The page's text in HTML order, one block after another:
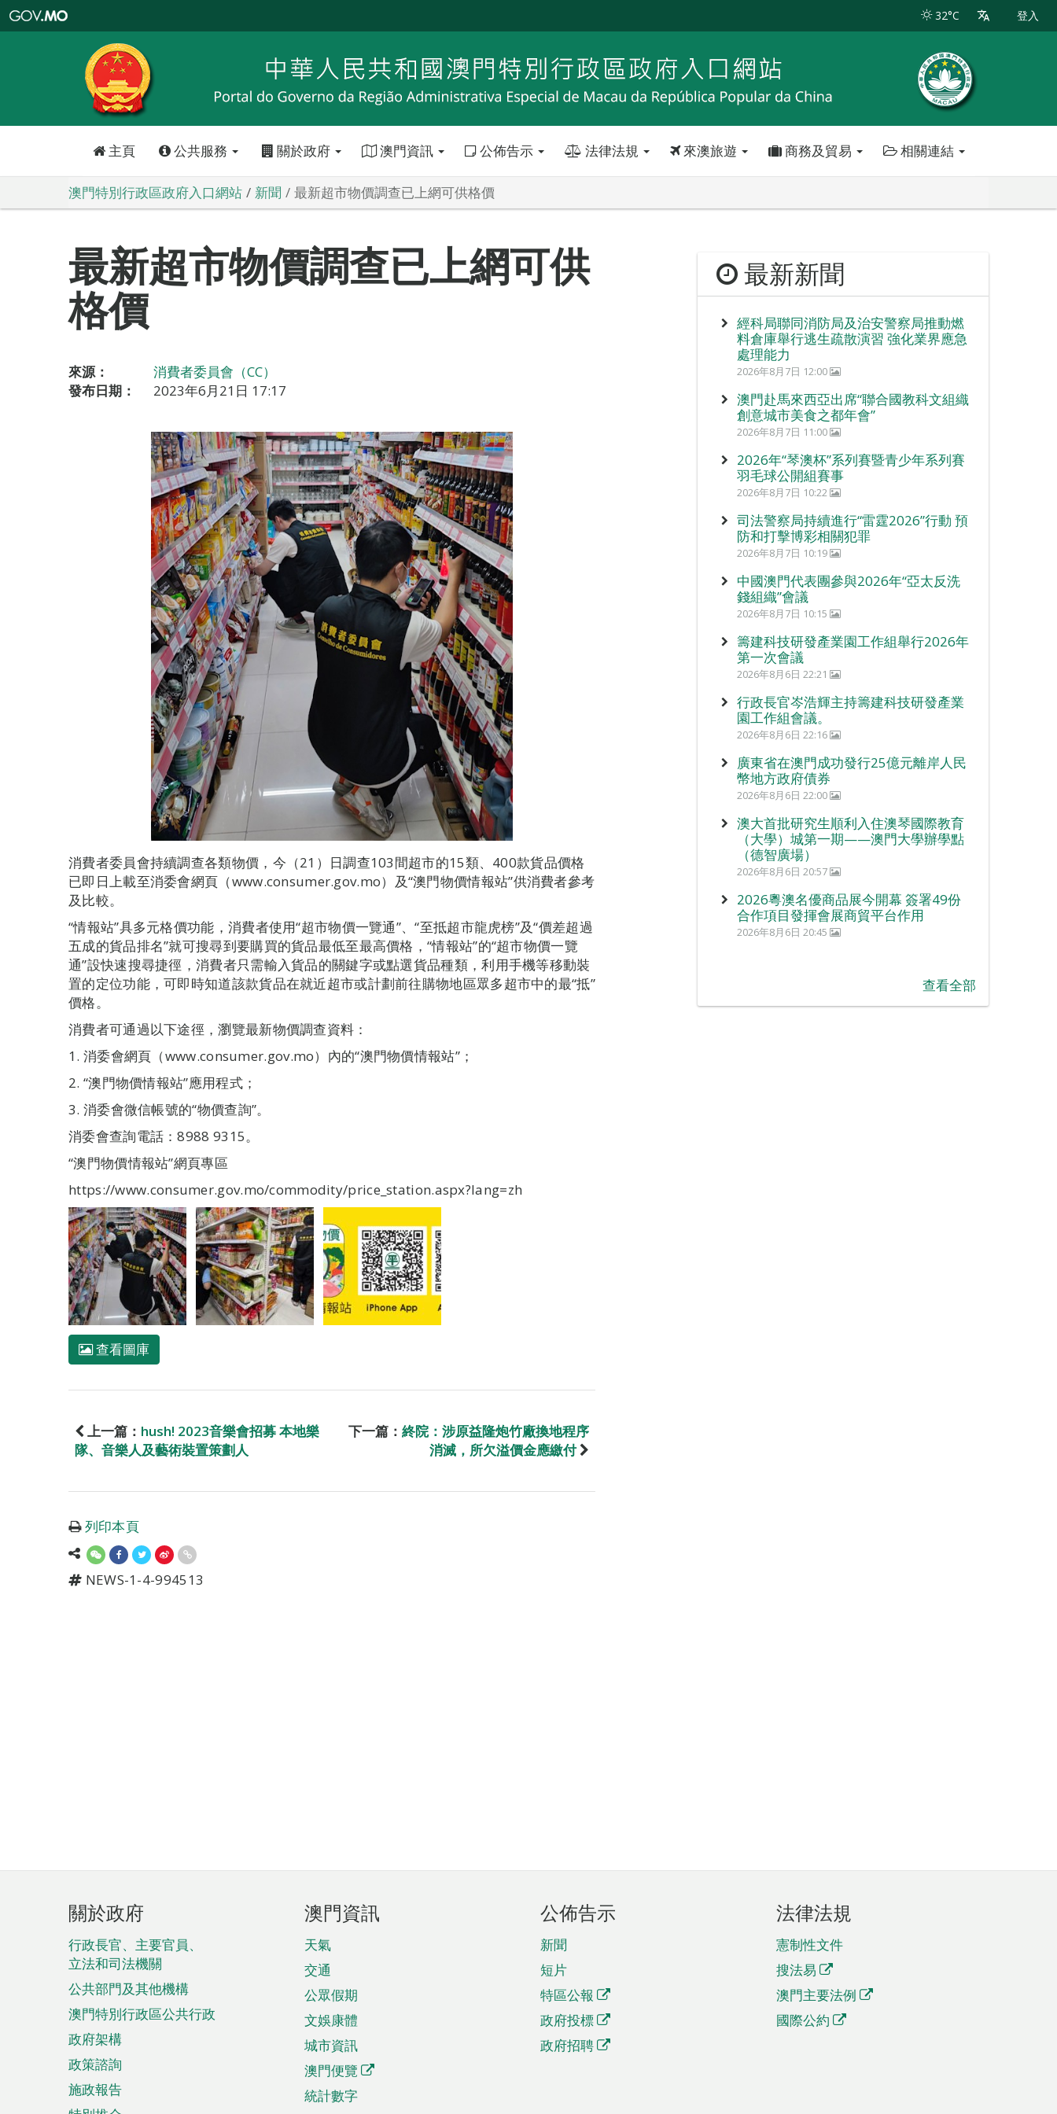
特
政
區
政
口
32°C 登入
主頁 公共服務 關於政府 澳門資訊 公佈告示 法律法規 來澳旅遊 商務及貿易 相關連結
澳門特別行政區政府入口網站 新聞 最新超市物價調查已上網可供格價
最新超市物價調查已上網可供
格價
來源：
消費者委員會（CC）
發布日期：
2023年6月21日 17:17
消費者委員會持續調查各類物價，今（21）日調查103間超市的15類、400款貨品價格
已即日上載至消委會網頁（www.consumer.gov.mo）及“澳門物價情報站”供消費者參考
及比較。
“情報站”具多元格價功能，消費者使用“超市物價一覽通”、“至抵超市龍虎榜”及“價差超過
五成的貨品排名”就可搜尋到要購買的貨品最低至最高價格，“情報站”的“超市物價一覽
通”設快速搜尋捷徑，消費者只需輸入貨品的關鍵字或點選貨品種類，利用手機等移動裝
置的定位功能，可即時知道該款貨品在就近超市或計劃前往購物地區眾多超市中的最“抵”
價格。
消費者可通過以下途徑，瀏覽最新物價調查資料：
1. 消委會網頁（www.consumer.gov.mo）內的“澳門物價情報站”；
2. “澳門物價情報站”應用程式；
3. 消委會微信帳號的“物價查詢”。
消委會查詢電話：8988 9315。
“澳門物價情報站”網頁專區
https://www.consumer.gov.mo/commodity/price_station.aspx?lang=zh
查看圖庫
上一篇： hush! 2023音樂會招募 本地樂
隊、音樂人及藝術裝置策劃人
下一篇： 終院：涉原益隆炮竹廠換地程序
消滅，所欠溢價金應繳付
列印本頁
NEWS-1-4-994513
最新新聞
經科局聯同消防局及治安警察局推動燃
料倉庫舉行逃生疏散演習 強化業界應急
處理能力
2026年8月7日 12:00
澳門赴馬來西亞出席“聯合國教科文組織
創意城市美食之都年會”
2026年8月7日 11:00
2026年“琴澳杯”系列賽暨青少年系列賽
羽毛球公開組賽事
2026年8月7日 10:22
司法警察局持續進行“雷霆2026”行動 預
防和打擊博彩相關犯罪
2026年8月7日 10:19
中國澳門代表團參與2026年“亞太反洗
錢組織”會議
2026年8月7日 10:15
籌建科技研發產業園工作組舉行2026年
第一次會議
2026年8月6日 22:21
行政長官岑浩輝主持籌建科技研發產業
園工作組會議。
2026年8月6日 22:16
廣東省在澳門成功發行25億元離岸人民
幣地方政府債券
2026年8月6日 22:00
澳大首批研究生順利入住澳琴國際教育
（大學）城第一期——澳門大學辦學點
（德智廣場）
2026年8月6日 20:57
2026粵澳名優商品展今開幕 簽署49份
合作項目發揮會展商貿平台作用
2026年8月6日 20:45
查看全部
頁
腳
菜
單
關於政府
行政長官、主要官員、
立法和司法機關
公共部門及其他機構
澳門特別行政區公共行政
政府架構
政策諮詢
施政報告
澳門資訊
天氣
交通
公眾假期
文娛康體
城市資訊
澳門便覽
統計數字
公佈告示
新聞
短片
特區公報
政府投標
政府招聘
法律法規
憲制性文件
搜法易
澳門主要法例
國際公約